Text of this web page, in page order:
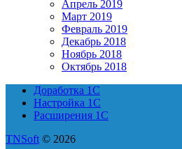
Апрель 2019
Март 2019
Февраль 2019
Декабрь 2018
Ноябрь 2018
Октябрь 2018
Доработка 1С
Настройка 1С
Расширения 1С
TNSoft © 2026